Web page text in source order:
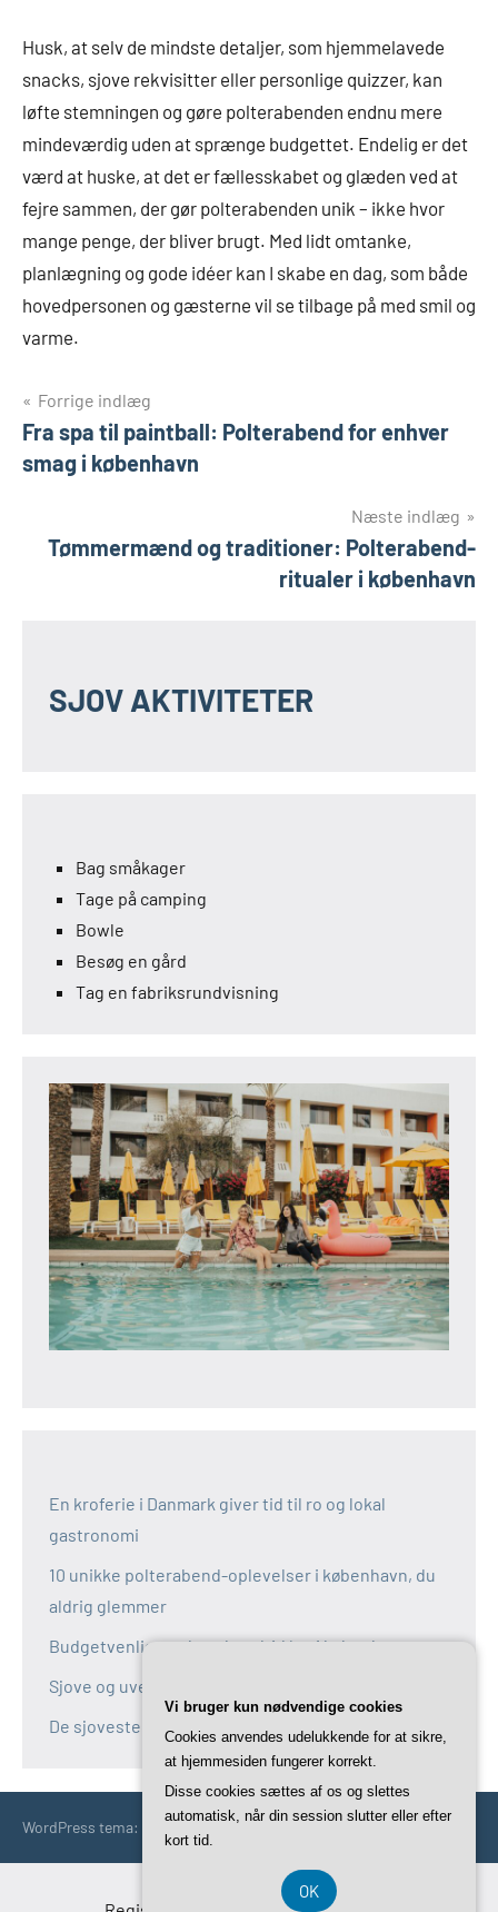
Husk, at selv de mindste detaljer, som hjemmelavede
snacks, sjove rekvisitter eller personlige quizzer, kan
løfte stemningen og gøre polterabenden endnu mere
mindeværdig uden at sprænge budgettet. Endelig er det
værd at huske, at det er fællesskabet og glæden ved at
fejre sammen, der gør polterabenden unik – ikke hvor
mange penge, der bliver brugt. Med lidt omtanke,
planlægning og gode idéer kan I skabe en dag, som både
hovedpersonen og gæsterne vil se tilbage på med smil og
varme.
Indlægsnavigation
Forrige indlæg
Fra spa til paintball: Polterabend for enhver
smag i københavn
Næste indlæg
Tømmermænd og traditioner: Polterabend-
ritualer i københavn
SJOV AKTIVITETER
Bag småkager
Tage på camping
Bowle
Besøg en gård
Tag en fabriksrundvisning
En kroferie i Danmark giver tid til ro og lokal
gastronomi
10 unikke polterabend-oplevelser i københavn, du
aldrig glemmer
Budgetvenlige polterabend-idéer i københavn
Sjove og uventede polterabend-idéer i københavn
De sjoveste aktiviteter til polterabend i københavn
WordPress tema: Occasio by ThemeZee.
Vi bruger kun nødvendige cookies
Cookies anvendes udelukkende for at sikre,
at hjemmesiden fungerer korrekt.
Disse cookies sættes af os og slettes
automatisk, når din session slutter eller efter
kort tid.
OK